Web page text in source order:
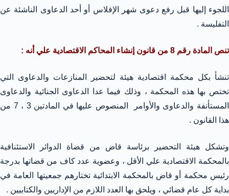
اللجوء إليها قبل رفع دعوى شهر الإفلاس أو أحد الدعاوى الناشئة عن
التفليسة .
تنص المادة رقم 8 من قانون إنشاء المحاكم الاقتصادية علي أنه :
تنشأ بكل محكمة اقتصادية هيئة لتحضير المنازعات والدعاوى التي
تختص بها هذه المحكمة ، وذلك فيما عدا الدعاوى الجنائية والدعاوى
المستأنفة والدعاوى والأوامر المنصوص عليها في المادتين 3 ، 7 من
هذا القانون .
وتشكل هيئة التحضير برئاسة قاض من قضاة الدوائر الاستئنافية
بالمحكمة الاقتصادية علي الأقل ، وعضوية عدد كاف من قضاتها بدرجة
رئيس محكمة أو قاض بالمحكمة الابتدائية تختارهم جمعيتها العامة في
بداية كل عام قضائي ، ويلحق بها العدد اللازم من الإداريين والكتابيين .